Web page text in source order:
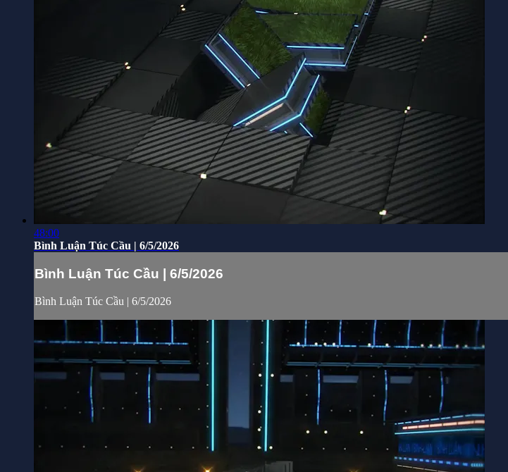
48:00
Bình Luận Túc Cầu | 6/5/2026
Bình Luận Túc Cầu | 6/5/2026
Bình Luận Túc Cầu | 6/5/2026